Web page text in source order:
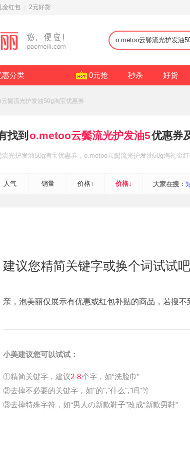
金红包 2元好货
惠分类 0元抢 秒杀 好货
鬓流光护发油50g淘宝优惠券
找到 o.metoo云鬓流光护发油5优惠券
光护发油50g淘宝优惠券 ，o.metoo云鬓流光护发油50g淘礼金
人气 销量 价格↑ 价格↓ 大家在搜：
建议您精简关键字或换个词试试
亲，泡美丽仅展示有优惠或红包补贴的商品，若搜不
小美建议您可以试试：
①精简关键字，建议2-8个字，如“洗脸巾”
②去掉不必要的关键字，如"的","什么","吗"等
③去掉特殊字符，如“男人の新款鞋子”改成“新款男鞋”